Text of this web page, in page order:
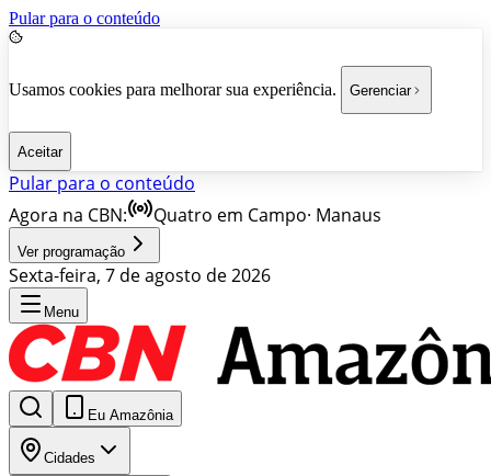
Pular para o conteúdo
Usamos cookies para melhorar sua experiência. Gerenciar
Aceitar
Pular para o conteúdo
Agora na CBN:
Quatro em Campo· Manaus
Ver programação
Sexta-feira, 7 de agosto de 2026
Menu
Eu Amazônia
Cidades